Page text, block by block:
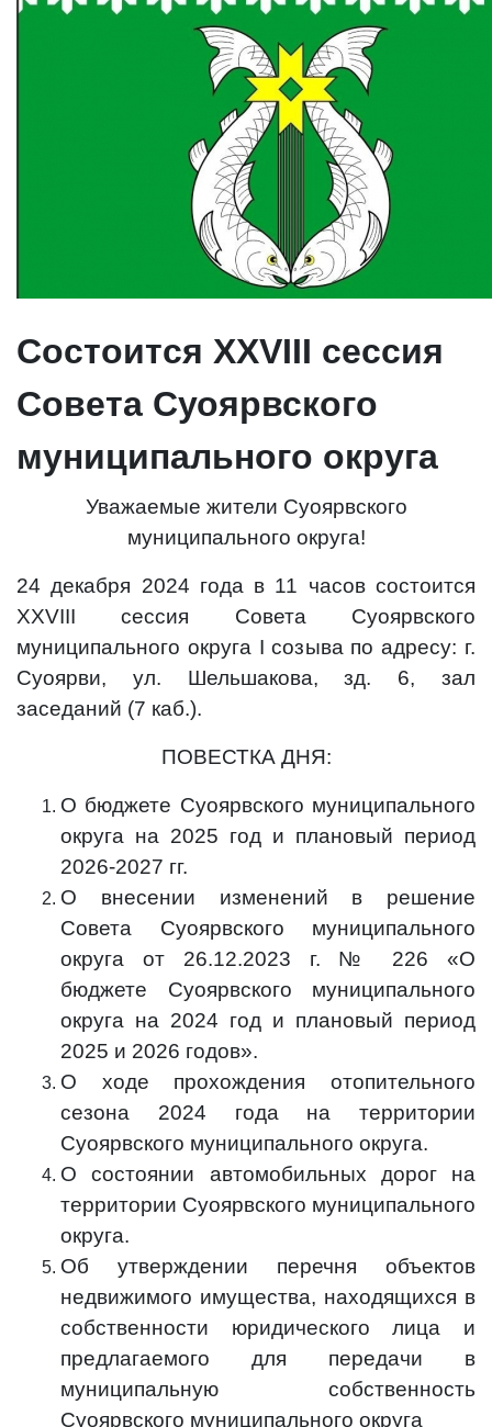
Состоится ХХVIII сессия
Совета Суоярвского
муниципального округа
Уважаемые жители Суоярвского
муниципального округа!
24 декабря 2024 года в 11 часов состоится
ХХVIII сессия Совета Суоярвского
муниципального округа I созыва по адресу: г.
Суоярви, ул. Шельшакова, зд. 6, зал
заседаний (7 каб.).
ПОВЕСТКА ДНЯ:
О бюджете Суоярвского муниципального
округа на 2025 год и плановый период
2026-2027 гг.
О внесении изменений в решение
Совета Суоярвского муниципального
округа от 26.12.2023 г. № 226 «О
бюджете Суоярвского муниципального
округа на 2024 год и плановый период
2025 и 2026 годов».
О ходе прохождения отопительного
сезона 2024 года на территории
Суоярвского муниципального округа.
О состоянии автомобильных дорог на
территории Суоярвского муниципального
округа.
Об утверждении перечня объектов
недвижимого имущества, находящихся в
собственности юридического лица и
предлагаемого для передачи в
муниципальную собственность
Суоярвского муниципального округа